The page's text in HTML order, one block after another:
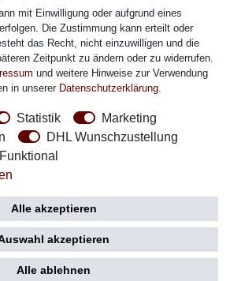
mit Einwilligung oder aufgrund eines
Die Zustimmung kann erteilt oder
das Recht, nicht einzuwilligen und die
Zeitpunkt zu ändern oder zu widerrufen.
und weitere Hinweise zur Verwendung
in unserer Daten­schutz­erklärung
Statistik
Marketing
DHL Wunschzustellung
Funktional
Alle akzeptieren
akzeptieren
Alle ablehnen